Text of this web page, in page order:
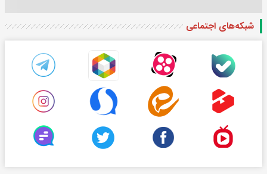
شبکه‌های اجتماعی